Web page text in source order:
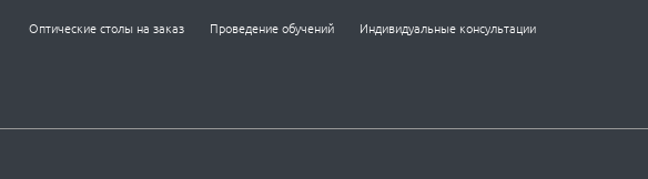
Оптические столы на заказ Проведение обучений Индивидуальные консультации